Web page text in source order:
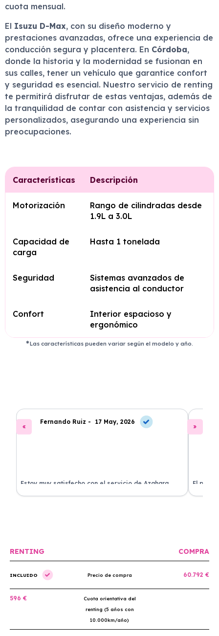
cuota mensual.
El Isuzu D-Max, con su diseño moderno y
prestaciones avanzadas, ofrece una experiencia de
conducción segura y placentera. En Córdoba,
donde la historia y la modernidad se fusionan en
sus calles, tener un vehículo que garantice confort
y seguridad es esencial. Nuestro servicio de renting
te permitirá disfrutar de estas ventajas, además de
la tranquilidad de contar con asistencia y servicios
personalizados, asegurando una experiencia sin
preocupaciones.
Características Descripción
Motorización
Rango de cilindradas desde
1.9L a 3.0L
Capacidad de
carga
Hasta 1 tonelada
Seguridad
Sistemas avanzados de
asistencia al conductor
Confort
Interior espacioso y
ergonómico
Las características pueden variar según el modelo y año.
Fernando Ruiz - 17 May, 2026
Estoy muy satisfecho con el servicio de Azahara
Renting. El coche está en perfectas condiciones y el
El
llegó
RENTING COMPRA
INCLUIDO Precio de compra 60.792 €
596 €
Cuota orientativa del
renting (5 años con
10.000km/año)